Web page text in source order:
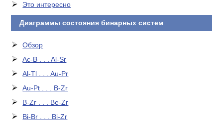
Это интересно
Диаграммы состояния бинарных систем
Обзор
Ac-B . . . Al-Sr
Al-Tl . . . Au-Pr
Au-Pt . . . B-Zr
B-Zr . . . Be-Zr
Bi-Br . . . Bi-Zr